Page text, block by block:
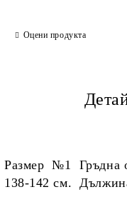
Оцени продукта
Размер №1 Гръдна
138-142 см.